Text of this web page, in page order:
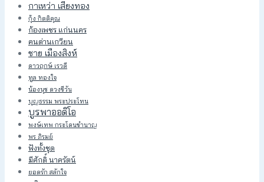
กาเหว่า เสียงทอง
กุ้ง กิตติคุณ
ก้องเพชร แก่นนคร
คนด่านเกวียน
ชาย เมืองสิงห์
ดาวฤกษ์ เรวดี
ทูล ทองใจ
น้องนุช ดวงชีวัน
บุญธรรม พระประโทน
บูรพาออดิโอ
พงษ์เทพ กระโดนชำนาญ
พร ภิรมย์
ฟังทั้งชุด
มีศักดิ์ นาครัตน์
ยอดรัก สลักใจ